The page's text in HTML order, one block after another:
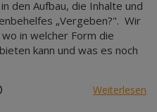
den Aufbau, die Inhalte und
„Vergeben?". Wir
in welcher Form die
kann und was es noch
Weiterlesen